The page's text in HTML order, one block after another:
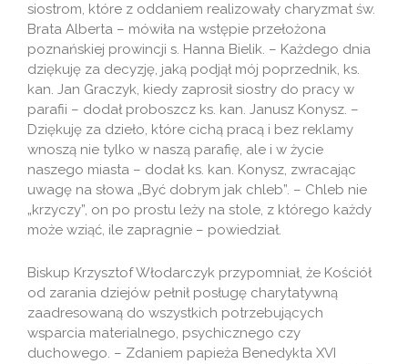
siostrom, które z oddaniem realizowały charyzmat św.
Brata Alberta – mówiła na wstępie przełożona
poznańskiej prowincji s. Hanna Bielik. – Każdego dnia
dziękuję za decyzję, jaką podjął mój poprzednik, ks.
kan. Jan Graczyk, kiedy zaprosił siostry do pracy w
parafii – dodał proboszcz ks. kan. Janusz Konysz. –
Dziękuję za dzieło, które cichą pracą i bez reklamy
wnoszą nie tylko w naszą parafię, ale i w życie
naszego miasta – dodał ks. kan. Konysz, zwracając
uwagę na słowa „Być dobrym jak chleb”. – Chleb nie
„krzyczy”, on po prostu leży na stole, z którego każdy
może wziąć, ile zapragnie – powiedział.
Biskup Krzysztof Włodarczyk przypomniał, że Kościół
od zarania dziejów pełnił posługę charytatywną
zaadresowaną do wszystkich potrzebujących
wsparcia materialnego, psychicznego czy
duchowego. – Zdaniem papieża Benedykta XVI